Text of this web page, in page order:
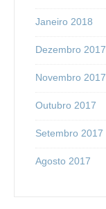
Janeiro 2018
Dezembro 2017
Novembro 2017
Outubro 2017
Setembro 2017
Agosto 2017